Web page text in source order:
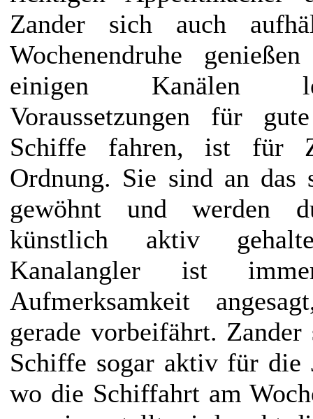
Zander sich auch
Wochenendruhe
einigen Kanälen
Voraussetzungen für
Schiffe fahren, ist für
Ordnung. Sie sind an das
gewöhnt und werden
künstlich aktiv
Kanalangler ist
Aufmerksamkeit
gerade vorbeifährt.
Schiffe sogar aktiv für die
wo die Schiffahrt am